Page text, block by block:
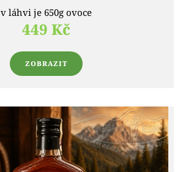
v láhvi je 650g ovoce
449 Kč
ZOBRAZIT